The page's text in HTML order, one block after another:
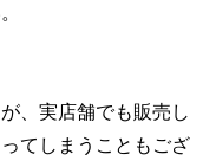
、実店舗でも販売し
てしまうこともござ